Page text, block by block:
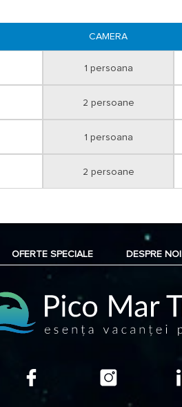
Optional
CAMERA
1 persoana
2 persoane
1 persoana
2 persoane
OFERTE SPECIALE DESPRE NOI